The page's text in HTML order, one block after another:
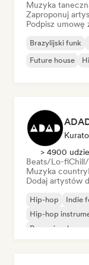
Muzyka
Zaproponuj
Podpisz umowę
Brazylijski funk
Future house
> 4900
Beats/Lo-fi
Muzyka country
Dodaj artystów
Hip-hop Indie
Hip-hop
Rap w języku